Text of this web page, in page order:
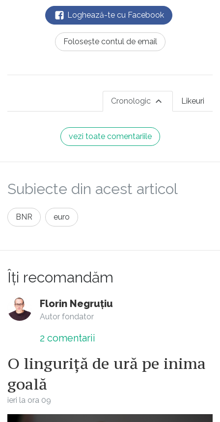
Loghează-te cu Facebook
Folosește contul de email
Likeuri
Cronologic
vezi toate comentariile
Subiecte din acest articol
BNR euro
Îți recomandăm
Florin Negruțiu
Autor fondator
2 comentarii
O linguriță de ură pe inima
goală
ieri la ora 09